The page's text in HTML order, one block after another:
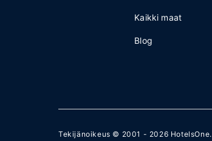
Kaikki maat
Blog
Tekijänoikeus © 2001 - 2026 HotelsOne.